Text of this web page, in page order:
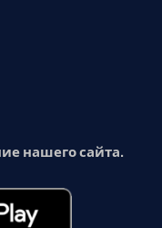
нашего сайта.